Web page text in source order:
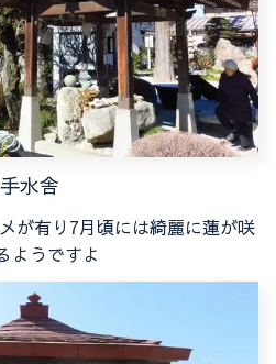
手水舎
が有り7月頃には綺麗に蓮が咲
ようですよ